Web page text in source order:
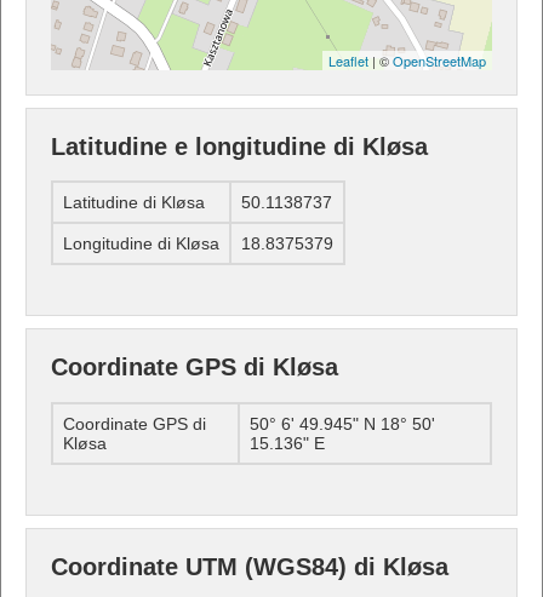
Leaflet | ©OpenStreetMap
Latitudine e longitudine di Kløsa
Latitudine di Kløsa 50.1138737
Longitudine di Kløsa 18.8375379
Coordinate GPS di Kløsa
Coordinate GPS di
Kløsa
50° 6' 49.945" N 18° 50'
15.136" E
Coordinate UTM (WGS84) di Kløsa